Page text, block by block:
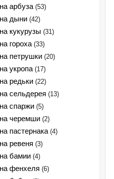
арбуза (53)
дыни (42)
кукурузы (31)
гороха (33)
петрушки (20)
укропа (17)
редьки (22)
сельдерея (13)
спаржи (5)
черемши (2)
пастернака (4)
ревеня (3)
бамии (4)
фенхеля (6)